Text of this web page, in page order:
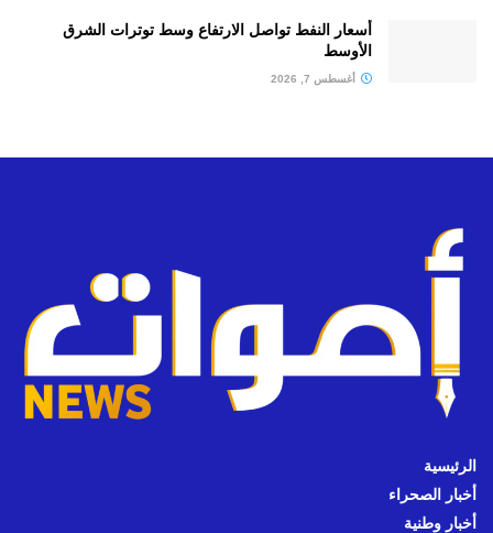
أسعار النفط تواصل الارتفاع وسط توترات الشرق
الأوسط
أغسطس 7, 2026
الرئيسية
أخبار الصحراء
أخبار وطنية